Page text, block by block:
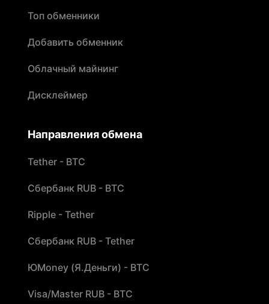
Топ обменники
Добавить обменник
Облачный майнинг
Дисклеймер
Направления обмена
Tether - BTC
Сбербанк RUB - BTC
Ripple - Tether
Сбербанк RUB - Tether
ЮMoney (Я.Деньги) - BTC
Visa/Master RUB - BTC